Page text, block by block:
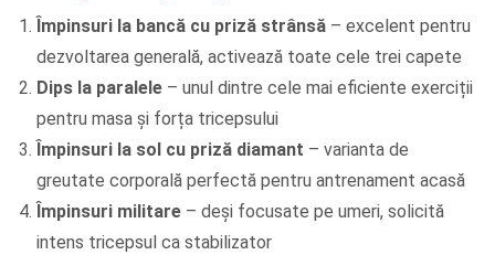
Împinsuri la bancă cu priză strânsă – excelent pentru
dezvoltarea generală, activează toate cele trei capete
Dips la paralele – unul dintre cele mai eficiente exerciții
pentru masa și forța tricepsului
Împinsuri la sol cu priză diamant – varianta de
greutate corporală perfectă pentru antrenament acasă
Împinsuri militare – deși focusate pe umeri, solicită
intens tricepsul ca stabilizator